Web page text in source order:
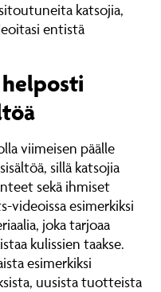
sitoutuneita katsojia,
entistä
helposti
viimeisen päälle
sillä katsojia
sekä ihmiset
videoissa esimerkiksi
joka tarjoaa
kulissien taakse.
esimerkiksi
uusista tuotteista